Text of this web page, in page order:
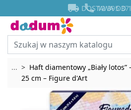

 DOSTAWA OD


... Rozwiń breadcrumbs
Haft diamentowy „Biały
25 cm – Figure d'Art